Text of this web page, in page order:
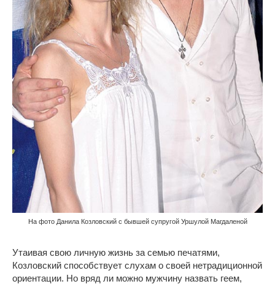
На фото Данила Козловский с бывшей супругой Уршулой Магдаленой
Утаивая свою личную жизнь за семью печатями,
Козловский способствует слухам о своей нетрадиционной
ориентации. Но вряд ли можно мужчину назвать геем,